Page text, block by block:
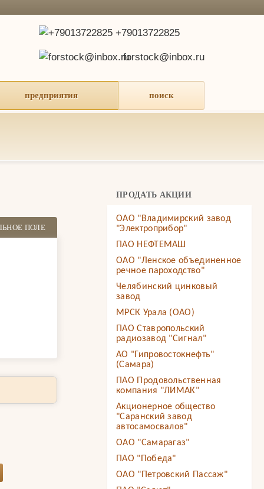
+79013722825
forstock@inbox.ru
предприятия поиск
ПОЛЕ
ПРОДАТЬ АКЦИИ
ОАО "Владимирский завод
"Электроприбор"
ПАО НЕФТЕМАШ
ОАО "Ленское объединенное
речное пароходство"
Челябинский цинковый
завод
МРСК Урала (ОАО)
ПАО Ставропольский
радиозавод "Сигнал"
АО "Гипровостокнефть"
(Самара)
ПАО Продовольственная
компания "ЛИМАК"
Акционерное общество
"Саранский завод
автосамосвалов"
ОАО "Самарагаз"
ПАО "Победа"
ОАО "Петровский Пассаж"